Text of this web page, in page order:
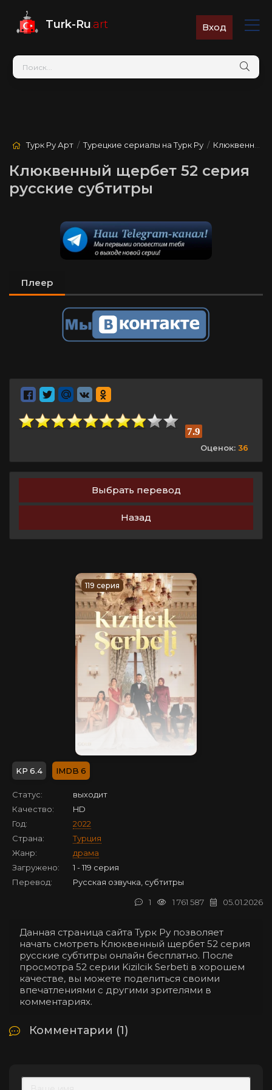
Turk-Ru.art Вход
Турк Ру Арт /Турецкие сериалы на Турк Ру / Клюквенный щербет
Клюквенный щербет 52 серия
русские субтитры
Плеер
7.9
Оценок: 36
Выбрать перевод
Назад
119 серия
6.4 6
Статус:
выходит
Качество:
HD
Год:
2022
Страна:
Турция
Жанр:
драма
Загружено:
1 - 119 серия
Перевод:
Русская озвучка, субтитры
05.01.2026
1 761 587
1
Данная страница сайта Турк Ру позволяет
начать смотреть Клюквенный щербет 52 серия
русские субтитры онлайн бесплатно. После
просмотра 52 серии Kizilcik Serbeti в хорошем
качестве, вы можете поделиться своими
впечатлениями с другими зрителями в
комментариях.
Комментарии (1)